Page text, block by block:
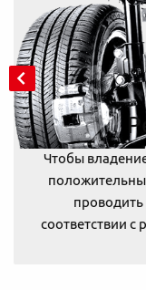
Чтобы
проводить
соответствии с